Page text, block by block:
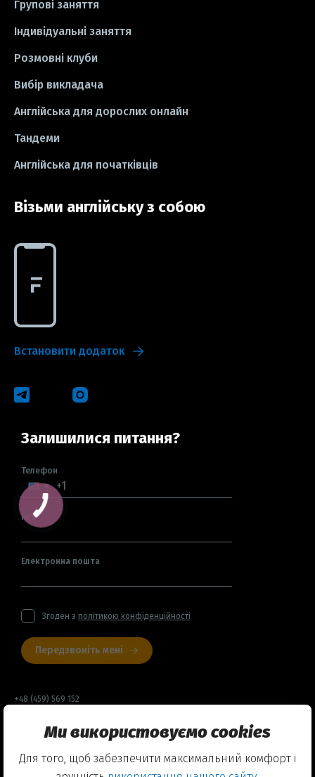
#школа #ігри
#СV #резюме
#idioms
Групові заняття
Індивідуальні заняття
Розмовні клуби
Вибір викладача
Англійська для дорослих онлайн
Тандеми
Англійська для початківців
Візьми англійську з собою
Встановити додаток
Залишилися питання?
Телефон
Ім'я
Електронна пошта
Згоден з політикою конфіденційності
Передзвоніть мені
+48 (459) 569 152
Договір оферти
Політика конфіденційності
Ми використовуємо cookies
Для того, щоб забезпечити максимальний комфорт і